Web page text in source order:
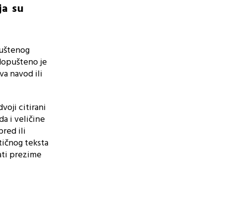
su
je
navod ili
citirani
i veličine
ili
teksta
prezime